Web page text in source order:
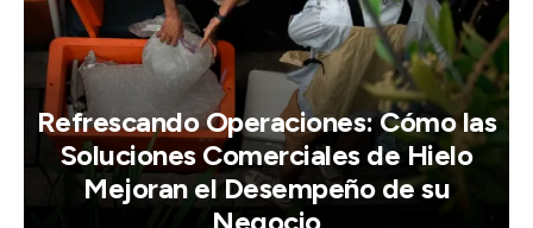
Refrescando Operaciones: Cómo las
Soluciones Comerciales de Hielo
Mejoran el Desempeño de su